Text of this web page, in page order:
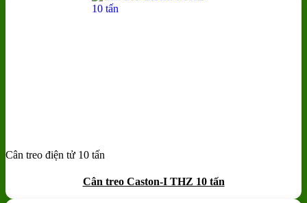
Add to wishlist
Cân treo điện tử 10 tấn
Cân treo Caston-I THZ 10 tấn